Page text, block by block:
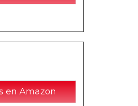
en Amazon